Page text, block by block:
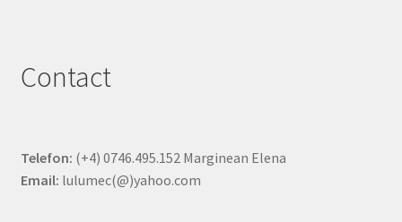
Contact
Telefon: (+4) 0746.495.152 Marginean Elena
Email: lulumec(@)yahoo.com